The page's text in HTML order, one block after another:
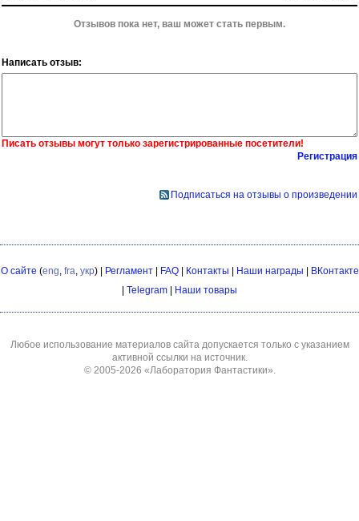
Отзывов пока нет, ваш может стать первым.
Написать отзыв:
Писать отзывы могут только зарегистрированные посетители!
Регистрация
Подписаться на отзывы о произведении
О сайте (eng fra укр) | Регламент| FAQ| Контакты | Наши награды | ВКонтакте
| Telegram | Наши товары
Любое использование материалов сайта допускается только с указанием
активной ссылки на источник.
© 2005-2026 «Лаборатория Фантастики»